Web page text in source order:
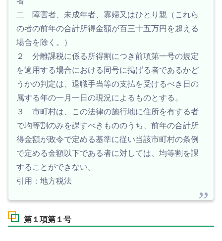
二 障害者、未成年者、寡婦又はひとり親（これら
の者の前年の合計所得金額が百三十五万円を超える
場合を除く。）
２ 分離課税に係る所得割につき前項第一号の規定
を適用する場合における同号に掲げる者であるかど
うかの判定は、退職手当等の支払を受けるべき日の
属する年の一月一日の現況によるものとする。
３ 市町村は、この法律の施行地に住所を有する者
で均等割のみを課すべきもののうち、前年の合計所
得金額が政令で定める基準に従い当該市町村の条例
で定める金額以下である者に対しては、均等割を課
することができない。
引用：地方税法
第１項第１号